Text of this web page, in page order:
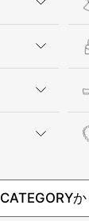
CATEGORY